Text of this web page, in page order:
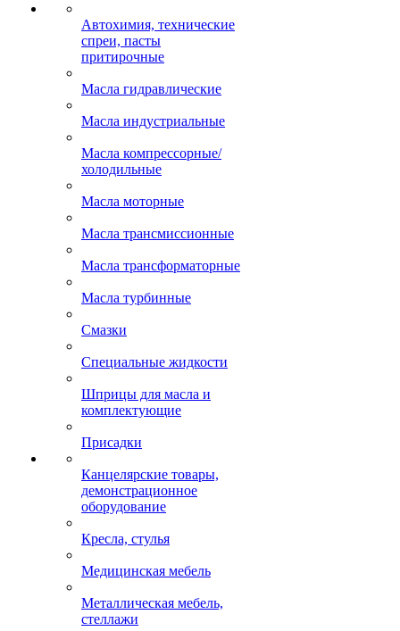
Автохимия, технические
спреи, пасты
притирочные
Масла гидравлические
Масла индустриальные
Масла компрессорные/
холодильные
Масла моторные
Масла трансмиссионные
Масла трансформаторные
Масла турбинные
Смазки
Специальные жидкости
Шприцы для масла и
комплектующие
Присадки
Канцелярские товары,
демонстрационное
оборудование
Кресла, стулья
Медицинская мебель
Металлическая мебель,
стеллажи